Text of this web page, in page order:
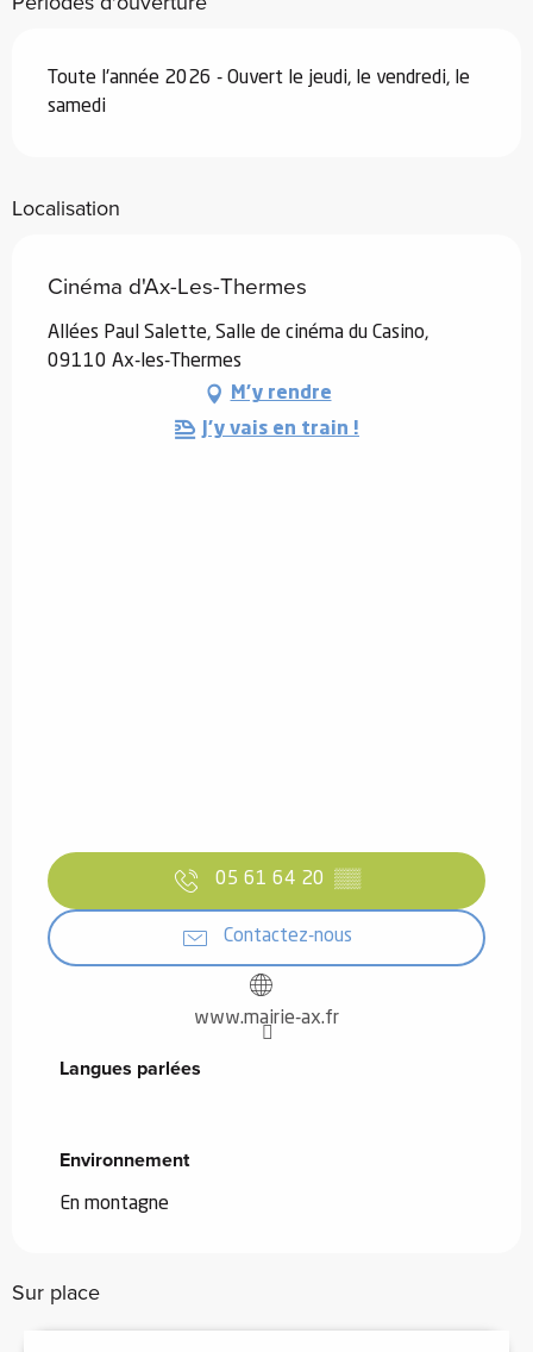
Toute l'année 2026 - Ouvert le jeudi, le vendredi, le
samedi
Localisation
Cinéma d'Ax-Les-Thermes
Allées Paul Salette, Salle de cinéma du Casino,
09110 Ax-les-Thermes
M'y rendre
J'y vais en train !
05 61 64 20 ▒▒
Contactez-nous
www.mairie-ax.fr
Langues parlées
Langues parlées
Environnement
Environnement
En montagne
Sur place